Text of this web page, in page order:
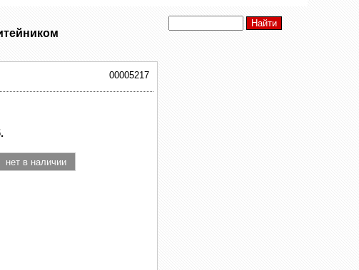
00005217